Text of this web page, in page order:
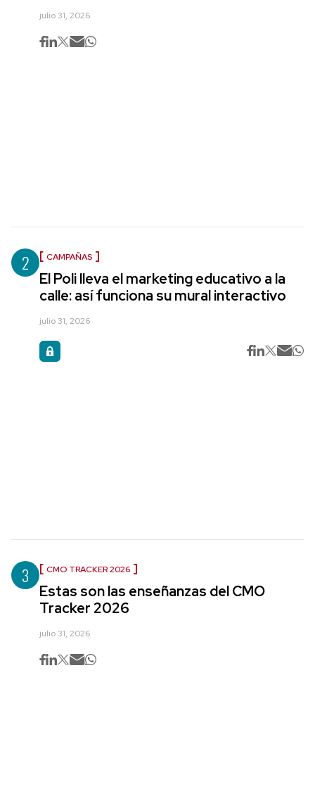
julio 31, 2026
2 CAMPAÑAS
El Poli lleva el marketing educativo a la
calle: así funciona su mural interactivo
julio 31, 2026
3 CMO TRACKER 2026
Estas son las enseñanzas del CMO
Tracker 2026
julio 31, 2026